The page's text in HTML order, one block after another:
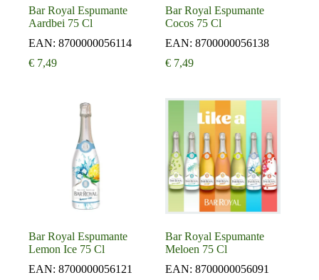
Bar Royal Espumante
Aardbei 75 Cl
EAN: 8700000056114
€ 7,49
Bar Royal Espumante
Cocos 75 Cl
EAN:8700000056138
€ 7,49
Bar Royal Espumante
Lemon Ice 75 Cl
EAN: 8700000056121
Bar Royal Espumante
Meloen 75 Cl
EAN:8700000056091